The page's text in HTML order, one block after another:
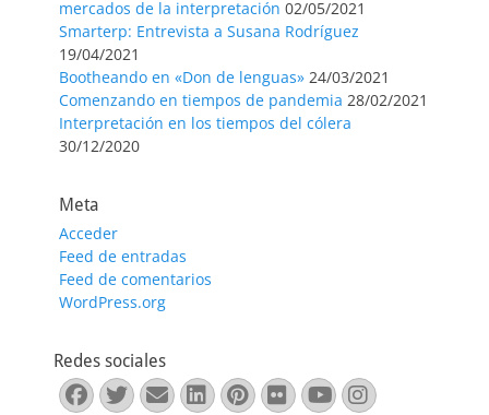
mercados de la interpretación 02/05/2021
Smarterp: Entrevista a Susana Rodríguez
19/04/2021
Bootheando en «Don de lenguas» 24/03/2021
Comenzando en tiempos de pandemia 28/02/2021
Interpretación en los tiempos del cólera
30/12/2020
Meta
Acceder
Feed de entradas
Feed de comentarios
WordPress.org
Redes sociales
Facebook
Twitter
Correo
LinkedIn
Pinterest
FlickrYouTube